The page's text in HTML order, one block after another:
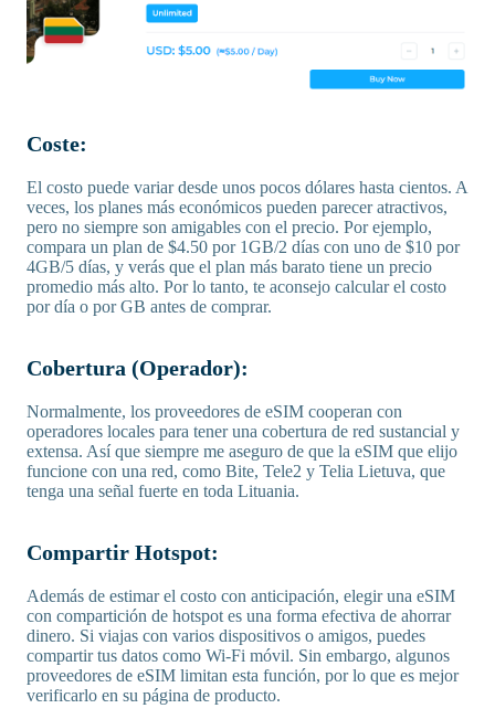
Coste:
El costo puede variar desde unos pocos dólares hasta cientos. A
veces, los planes más económicos pueden parecer atractivos,
pero no siempre son amigables con el precio. Por ejemplo,
compara un plan de $4.50 por 1GB/2 días con uno de $10 por
4GB/5 días, y verás que el plan más barato tiene un precio
promedio más alto. Por lo tanto, te aconsejo calcular el costo
por día o por GB antes de comprar.
Cobertura (Operador):
Normalmente, los proveedores de eSIM cooperan con
operadores locales para tener una cobertura de red sustancial y
extensa. Así que siempre me aseguro de que la eSIM que elijo
funcione con una red, como Bite, Tele2 y Telia Lietuva, que
tenga una señal fuerte en toda Lituania.
Compartir Hotspot:
Además de estimar el costo con anticipación, elegir una eSIM
con compartición de hotspot es una forma efectiva de ahorrar
dinero. Si viajas con varios dispositivos o amigos, puedes
compartir tus datos como Wi-Fi móvil. Sin embargo, algunos
proveedores de eSIM limitan esta función, por lo que es mejor
verificarlo en su página de producto.